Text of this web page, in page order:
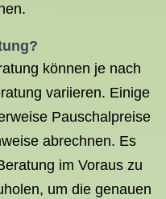
können je nach
variieren. Einige
Pauschalpreise
abrechnen. Es
im Voraus zu
um die genauen